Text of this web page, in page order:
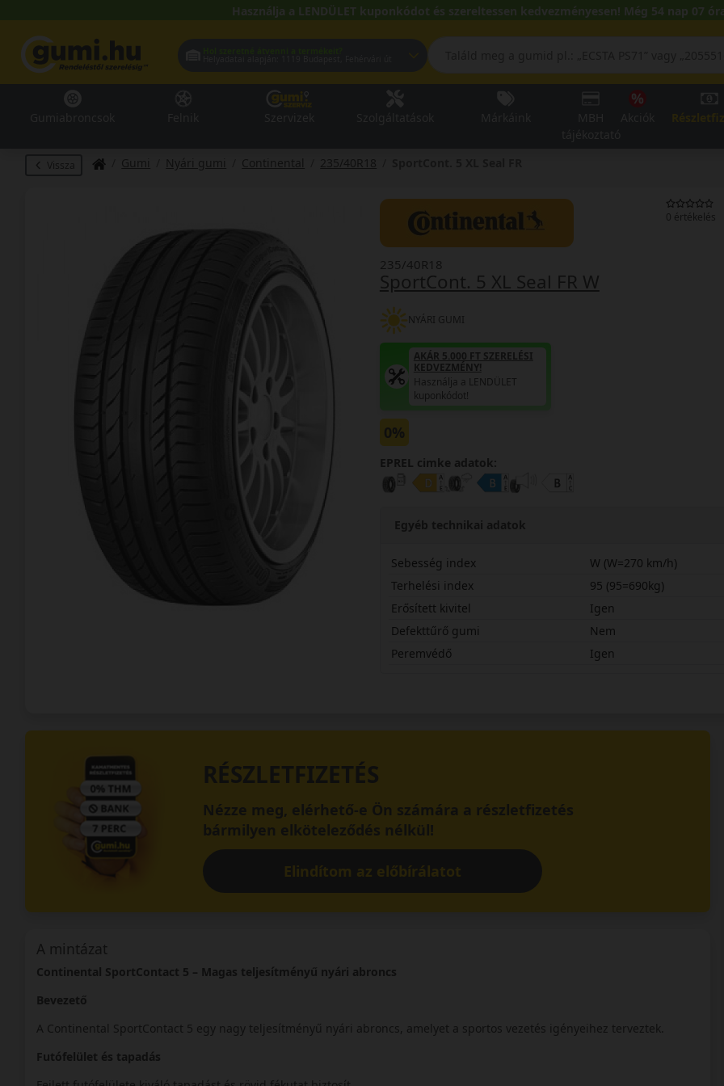
Használja a LENDÜLET kuponkódot és szereltessen kedvezményesen! Még 54 nap 07
Vissza Gumi Nyári gumi Continental 235/40R18
0 értékelés
SportCont. 5 XL Seal FR W
235/40R18
NYÁRI GUMI
AKÁR 5.000 FT SZERELÉSI
KEDVEZMÉNY!
Használja a LENDÜLET
kuponkódot!
0%
EPREL cimke adatok:
Egyéb technikai adatok
Sebesség index
W (W=270 km/h)
Terhelési index
95 (95=690kg)
Erősített kivitel
Igen
Defekttűrő gumi
Nem
Peremvédő
Igen
RÉSZLETFIZETÉS
Nézze meg, elérhető-e Ön számára a részletfizetés
bármilyen elköteleződés nélkül!
Elindítom az előbírálatot
A mintázat
Continental SportContact 5 – Magas teljesítményű nyári abroncs
Bevezető
A Continental SportContact 5 egy nagy teljesítményű nyári abroncs, amelyet a sportos vezetés igényeihez terveztek.
Futófelület és tapadás